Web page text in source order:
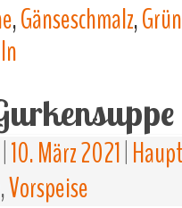
,Gänseschmalz,
10. März 2021
,Vorspeise